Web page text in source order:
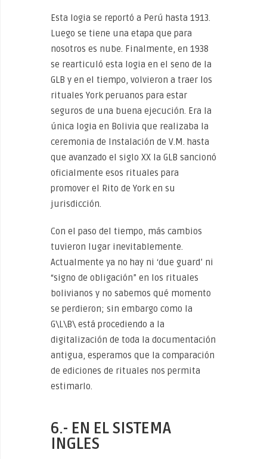
Esta logia se reportó a Perú hasta 1913.
Luego se tiene una etapa que para
nosotros es nube. Finalmente, en 1938
se rearticuló esta logia en el seno de la
GLB y en el tiempo, volvieron a traer los
rituales York peruanos para estar
seguros de una buena ejecución. Era la
única logia en Bolivia que realizaba la
ceremonia de Instalación de V.M. hasta
que avanzado el siglo XX la GLB sancionó
oficialmente esos rituales para
promover el Rito de York en su
jurisdicción.
Con el paso del tiempo, más cambios
tuvieron lugar inevitablemente.
Actualmente ya no hay ni ‘due guard’ ni
“signo de obligación” en los rituales
bolivianos y no sabemos qué momento
se perdieron; sin embargo como la
G\L\B\ está procediendo a la
digitalización de toda la documentación
antigua, esperamos que la comparación
de ediciones de rituales nos permita
estimarlo.
6.- EN EL SISTEMA
INGLES